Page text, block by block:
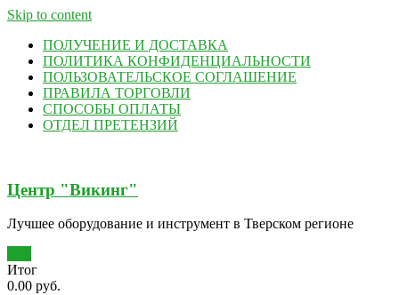
Skip to content
ПОЛУЧЕНИЕ И ДОСТАВКА
ПОЛИТИКА КОНФИДЕНЦИАЛЬНОСТИ
ПОЛЬЗОВАТЕЛЬСКОЕ СОГЛАШЕНИЕ
ПРАВИЛА ТОРГОВЛИ
СПОСОБЫ ОПЛАТЫ
ОТДЕЛ ПРЕТЕНЗИЙ
Центр "Викинг"
Лучшее оборудование и инструмент в Тверском регионе
Итог
0.00 руб.